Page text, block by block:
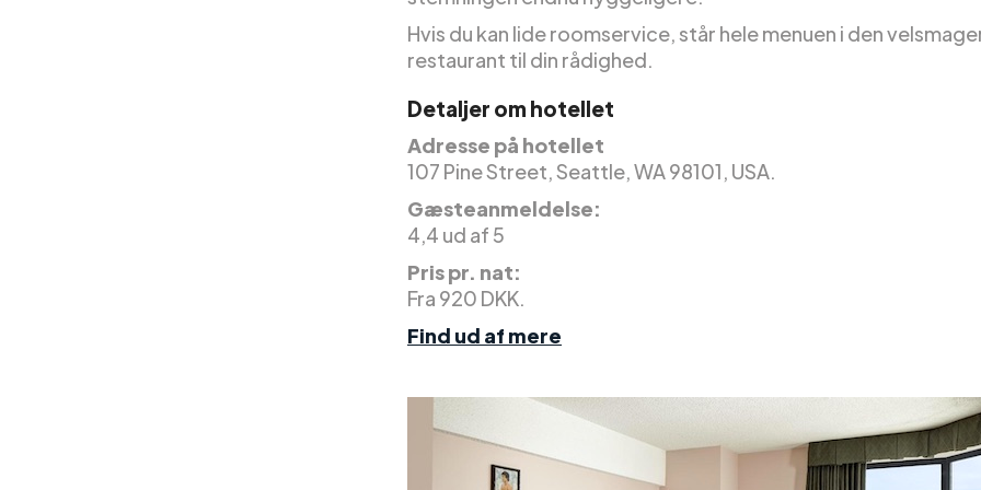
Hvis du kan lide roomservice, står hele menuen i den
restaurant til din rådighed.
Detaljer om hotellet
Adresse på hotellet
107 Pine Street, Seattle, WA 98101, USA.
Gæsteanmeldelse:
4,4 ud af 5
Pris pr. nat:
Fra 920 DKK.
Find ud af mere